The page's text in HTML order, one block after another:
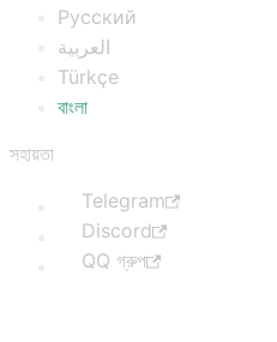
Русский
العربية
Türkçe
বাংলা
সহায়তা
Telegram
Discord
QQ গ্রুপ